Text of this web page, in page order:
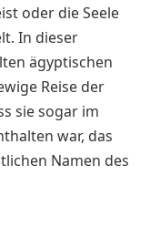
oder die Seele
In dieser
ägyptischen
Reise der
sie sogar im
war, das
Namen des